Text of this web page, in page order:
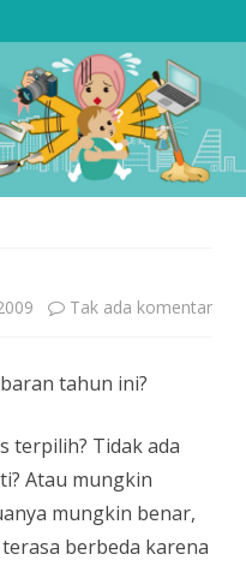
Tak ada komentar
tahun ini?
terpilih? Tidak ada
Atau mungkin
mungkin benar,
berbeda karena